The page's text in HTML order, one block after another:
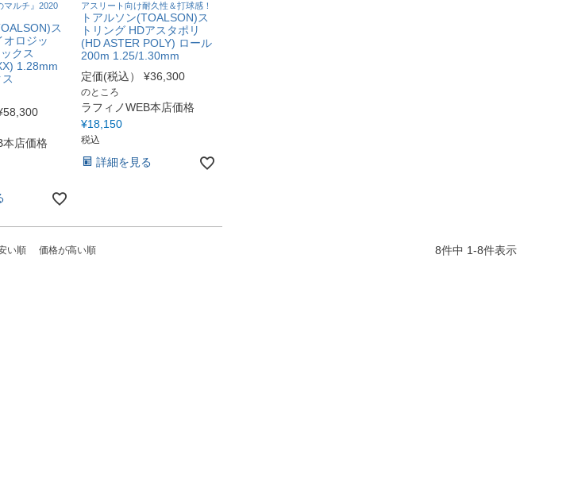
マルチ』2020
ス
オロジッ
クス
1.28mm
58,300
本店価格
アスリート向け耐久性＆打球感！
トアルソン(TOALSON)ス
トリング HDアスタポリ
(HD ASTER POLY) ロール
200m 1.25/1.30mm
定価(税込）
¥36,300
のところ
ラフィノWEB本店価格
¥18,150
税込
詳細を見る
い順 価格が高い順 8件中 1-8件表示